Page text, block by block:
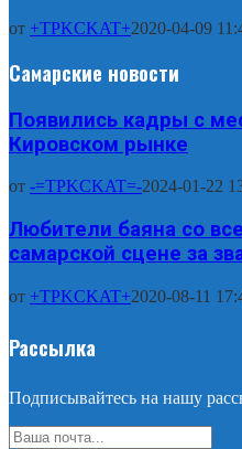
от +TPKCKAT+2020-04-09
Самарские новости
Появились кадры с
Кировском рынке
от -=TPKCKAT=-2024-01-22
Любители баяна со
самарской сцене за
от +TPKCKAT+2020-08-11
Рассылка
Подписывайтесь на нашу